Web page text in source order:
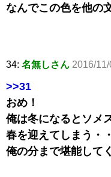
なんでこの色を他の
34: 名無しさん 2016/
>>31
おめ！
俺は冬になるとソメ
春を迎えてしまう・
俺の分まで堪能して